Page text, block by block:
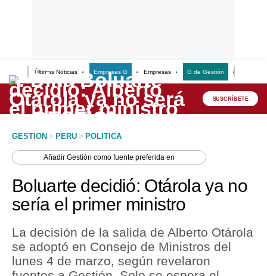
Últimas Noticias Empresas G Empresas G de Gestión
Lo último
Peru Quiosco
Economía
Política
SUSCRÍBETE
GESTION > PERU > POLITICA
AñadirGestión como fuente preferida en
Boluarte decidió: Otárola ya no
sería el primer ministro
La decisión de la salida de Alberto Otárola
se adoptó en Consejo de Ministros del
lunes 4 de marzo, según revelaron